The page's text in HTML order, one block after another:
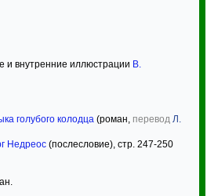
и внутренние иллюстрации В.
голубого колодца (роман, перевод Л.
Недреос (послесловие), стр. 247-250